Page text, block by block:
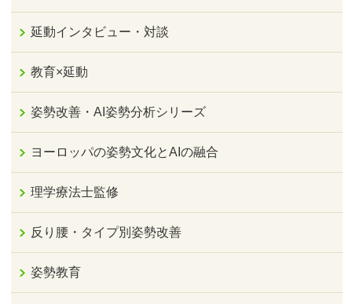
延動インタビュー・対談
教育×延動
姿勢改善・AI姿勢分析シリーズ
ヨーロッパの姿勢文化とAIの融合
理学療法士監修
反り腰・タイプ別姿勢改善
姿勢教育